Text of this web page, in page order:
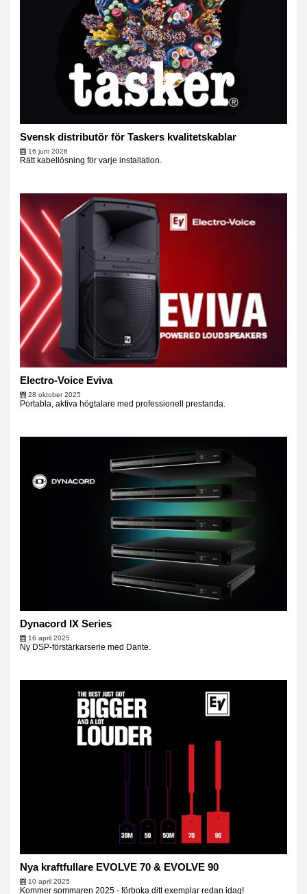
Svensk distributör för Taskers kvalitetskablar
16 juni 2026
Rätt kabellösning för varje installation.
Electro-Voice Eviva
28 oktober 2025
Portabla, aktiva högtalare med professionell prestanda.
Dynacord IX Series
16 april 2025
Ny DSP-förstärkarserie med Dante.
Nya kraftfullare EVOLVE 70 & EVOLVE 90
10 april 2025
Kommer sommaren 2025 - förboka ditt exemplar redan idag!